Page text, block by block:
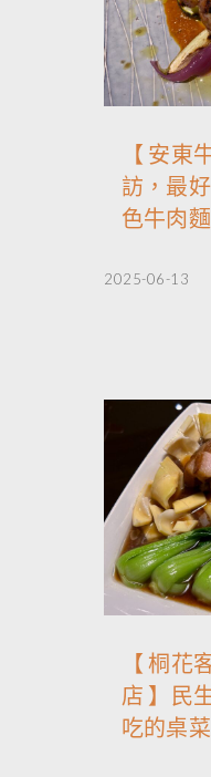
【 安東
訪，最
色牛肉
2025-06-13
【 桐花
店 】民
吃的桌